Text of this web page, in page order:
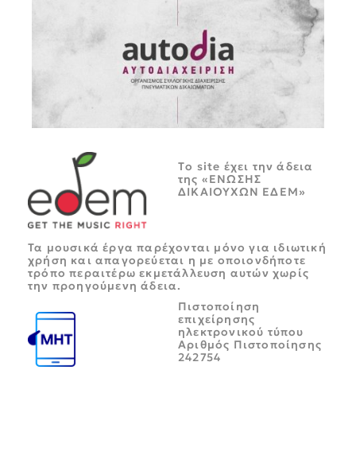
Tο site έχει την άδεια
της «ΕΝΩΣΗΣ
ΔΙΚΑΙΟΥΧΩΝ ΕΔΕΜ»
Τα μουσικά έργα παρέχονται μόνο για ιδιωτική
χρήση και απαγορεύεται η με οποιονδήποτε
τρόπο περαιτέρω εκμετάλλευση αυτών χωρίς
την προηγούμενη άδεια.
Πιστοποίηση
επιχείρησης
ηλεκτρονικού τύπου
Αριθμός Πιστοποίησης
242754